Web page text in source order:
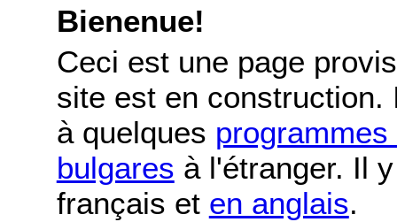
Bienenue!
Ceci est une page
site est en
à quelques
bulgares à l'étranger. Il
français et en anglais.